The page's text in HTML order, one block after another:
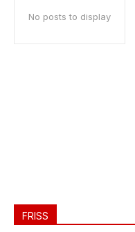
No posts to display
FRISS